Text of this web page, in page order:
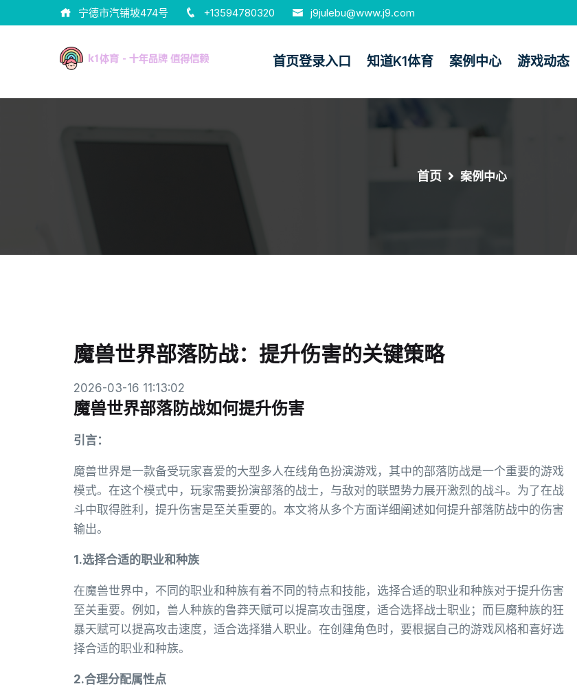
宁德市汽铺坡474号 +13594780320 j9julebu@www.j9.com
首页登录入口 知道k1体育 案例中心 游戏动态
首页 案例中心
魔兽世界部落防战：提升伤害的关键策略
2026-03-16 11:13:02
魔兽世界部落防战如何提升伤害
引言：
魔兽世界是一款备受玩家喜爱的大型多人在线角色扮演游戏，其中的部落防战是一个重要的游戏
模式。在这个模式中，玩家需要扮演部落的战士，与敌对的联盟势力展开激烈的战斗。为了在战
斗中取得胜利，提升伤害是至关重要的。本文将从多个方面详细阐述如何提升部落防战中的伤害
输出。
1.选择合适的职业和种族
在魔兽世界中，不同的职业和种族有着不同的特点和技能，选择合适的职业和种族对于提升伤害
至关重要。例如，兽人种族的鲁莽天赋可以提高攻击强度，适合选择战士职业；而巨魔种族的狂
暴天赋可以提高攻击速度，适合选择猎人职业。在创建角色时，要根据自己的游戏风格和喜好选
择合适的职业和种族。
2.合理分配属性点